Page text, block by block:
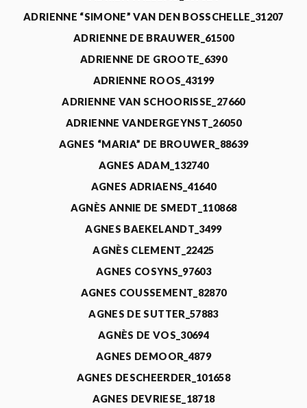
ADRIENNE “SIMONE” VAN DEN BOSSCHELLE_31207
ADRIENNE DE BRAUWER_61500
ADRIENNE DE GROOTE_6390
ADRIENNE ROOS_43199
ADRIENNE VAN SCHOORISSE_27660
ADRIENNE VANDERGEYNST_26050
AGNES “MARIA” DE BROUWER_88639
AGNES ADAM_132740
AGNES ADRIAENS_41640
AGNÈS ANNIE DE SMEDT_110868
AGNES BAEKELANDT_3499
AGNÈS CLEMENT_22425
AGNES COSYNS_97603
AGNES COUSSEMENT_82870
AGNES DE SUTTER_57883
AGNÈS DE VOS_30694
AGNES DEMOOR_4879
AGNES DESCHEERDER_101658
AGNES DEVRIESE_18718